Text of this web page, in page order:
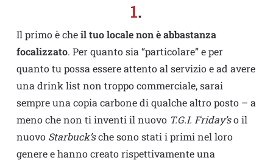
1.
Il primo è cheil tuo locale non è abbastanza
focalizzato. Per quanto sia “particolare” e per
quanto tu possa essere attento al servizio e ad avere
una drink list non troppo commerciale, sarai
sempre una copia carbone di qualche altro posto – a
meno che non ti inventi il nuovo T.G.I. Friday’so il
nuovo Starbuck’sche sono stati i primi nel loro
genere e hanno creato rispettivamente una